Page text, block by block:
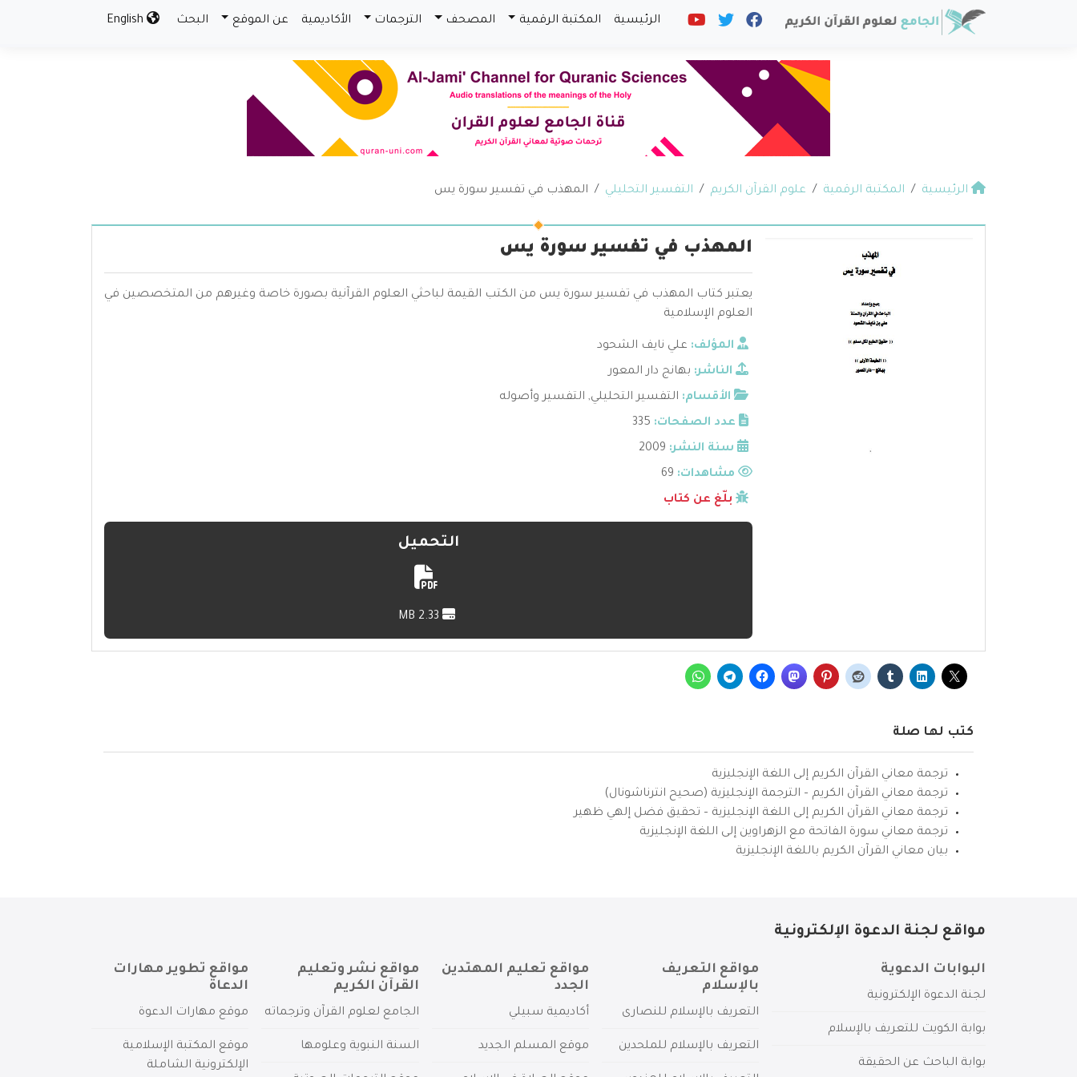
الرئيسية المكتبة الرقمية المصحف الترجمات الأكاديمية عن الموقع البحث
الرئيسية المكتبة الرقمية علوم القرآن الكريم التفسير التحليلي المهذب في تفسير سورة يس
المهذب في تفسير سورة يس
يعتبر كتاب المهذب في تفسير سورة يس من الكتب القيمة لباحثي العلوم القرآنية بصورة خاصة وغيرهم من المتخصصين في
العلوم الإسلامية
المؤلف: علي نايف الشحود
الناشر: بهانج دار المعور
الأقسام: التفسير التحليلي, التفسير وأصوله
عدد الصفحات: 335
سنة النشر: 2009
مشاهدات:
بلّغ عن كتاب
التحميل
كتب لها صلة
ترجمة معاني القرآن الكريم إلى اللغة الإنجليزية
ترجمة معاني القرآن الكريم – الترجمة الإنجليزية (صحيح انترناشونال)
ترجمة معاني القرآن الكريم إلى اللغة الإنجليزية – تحقيق فضل إلهي ظهير
ترجمة معاني سورة الفاتحة مع الزهراوين إلى اللغة الإنجليزية
بيان معاني القرآن الكريم باللغة الإنجليزية
مواقع لجنة الدعوة الإلكترونية
البوابات الدعوية
لجنة الدعوة الإلكترونية
بوابة الكويت للتعريف بالإسلام
بوابة الباحث عن الحقيقة
مواقع التعريف
بالإسلام
التعريف بالإسلام للنصارى
التعريف بالإسلام للملحدين
مواقع تعليم المهتدين
الجدد
أكاديمية سبيلي
موقع المسلم الجديد
مواقع نشر وتعليم
القرآن الكريم
الجامع لعلوم القرآن وترجماته
السنة النبوية وعلومها
مواقع تطوير مهارات
الدعاة
موقع مهارات الدعوة
موقع المكتبة الإسلامية
الإلكترونية الشاملة